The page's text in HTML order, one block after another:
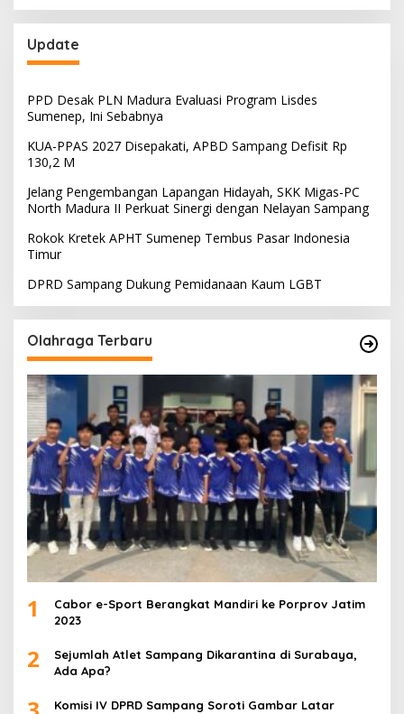
Update
PPD Desak PLN Madura Evaluasi Program Lisdes
Sumenep, Ini Sebabnya
KUA-PPAS 2027 Disepakati, APBD Sampang Defisit Rp
130,2 M
Jelang Pengembangan Lapangan Hidayah, SKK Migas-PC
North Madura II Perkuat Sinergi dengan Nelayan Sampang
Rokok Kretek APHT Sumenep Tembus Pasar Indonesia
Timur
DPRD Sampang Dukung Pemidanaan Kaum LGBT
Olahraga Terbaru
1
Cabor e-Sport Berangkat Mandiri ke Porprov Jatim
2023
2
Sejumlah Atlet Sampang Dikarantina di Surabaya,
Ada Apa?
Komisi IV DPRD Sampang Soroti Gambar Latar